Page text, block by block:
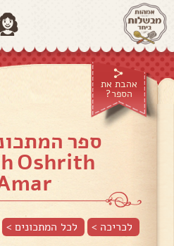
אהבת את
הספר?
ספר
Oshrith
לכריכה > לכל המתכונים >